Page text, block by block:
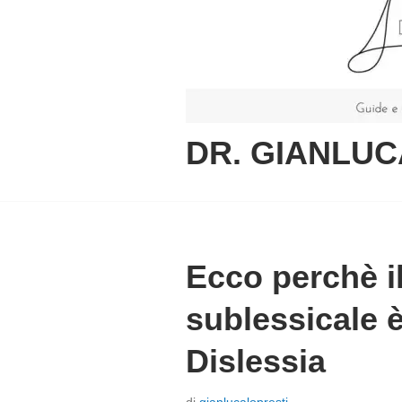
DR.
Ecco perchè
sublessicale
Dislessia